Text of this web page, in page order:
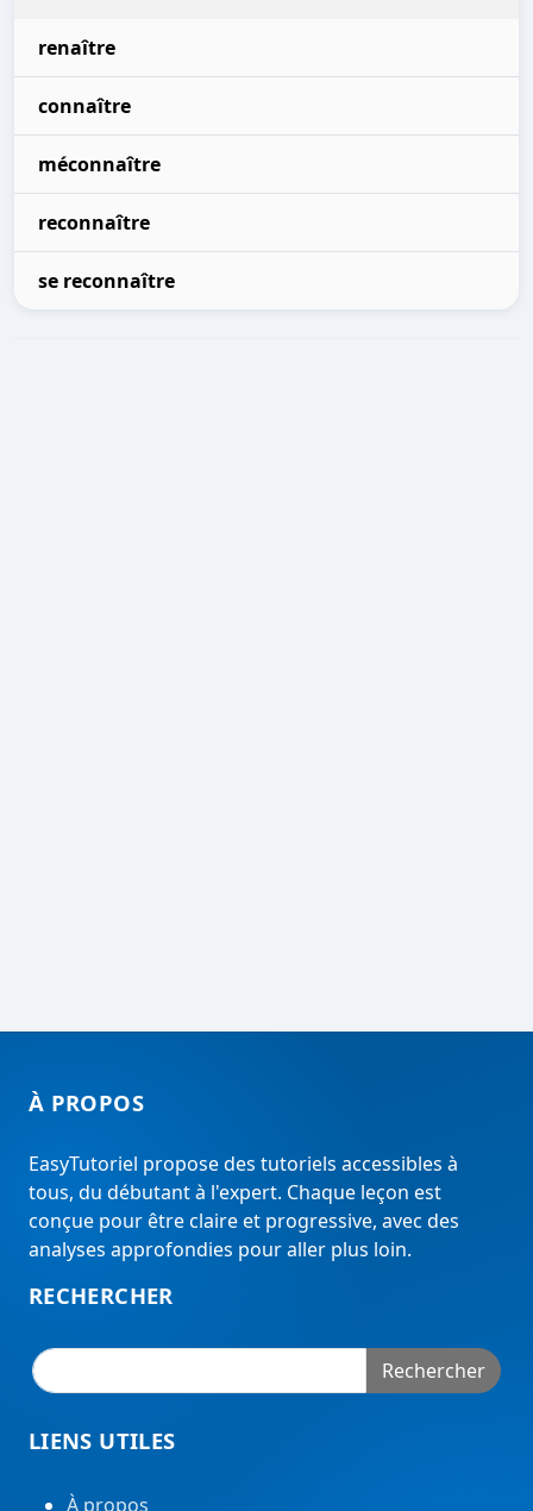
renaître
connaître
méconnaître
reconnaître
se reconnaître
À PROPOS
EasyTutoriel propose des tutoriels accessibles à
tous, du débutant à l'expert. Chaque leçon est
conçue pour être claire et progressive, avec des
analyses approfondies pour aller plus loin.
RECHERCHER
Rechercher
LIENS UTILES
À propos